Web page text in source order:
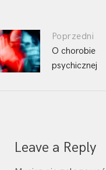
Poprzedni
O chorobie
psychicznej
Leave a Reply